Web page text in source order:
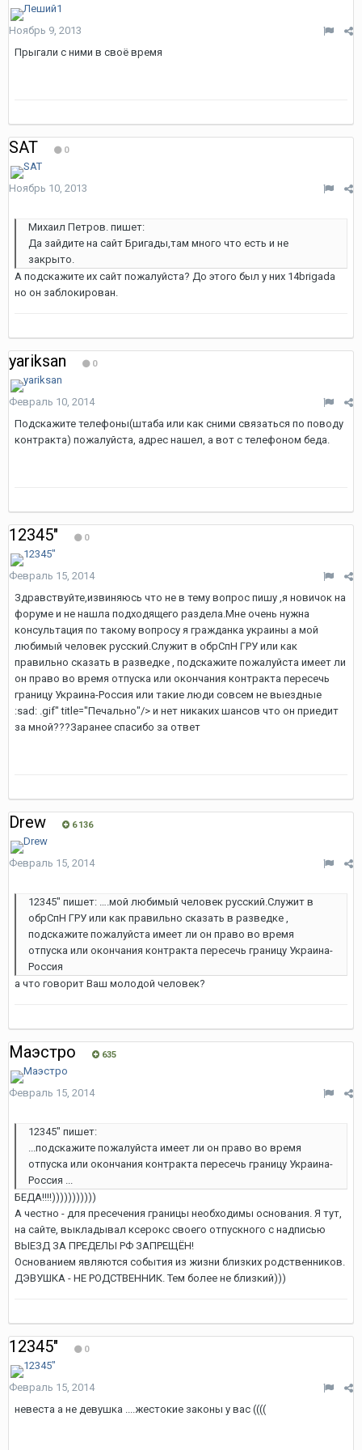
Ноябрь 9, 2013
Прыгали с ними в своё время
SAT 0
Ноябрь 10, 2013
Михаил Петров. пишет:
Да зайдите на сайт Бригады,там много что есть и не
закрыто.
А подскажите их сайт пожалуйста? До этого был у них 14brigada
но он заблокирован.
yariksan 0
Февраль 10, 2014
Подскажите телефоны(штаба или как сними связаться по поводу
контракта) пожалуйста, адрес нашел, а вот с телефоном беда.
12345" 0
Февраль 15, 2014
Здравствуйте,извиняюсь что не в тему вопрос пишу ,я новичок на
форуме и не нашла подходящего раздела.Мне очень нужна
консультация по такому вопросу я гражданка украины а мой
любимый человек русский.Служит в обрСпН ГРУ или как
правильно сказать в разведке , подскажите пожалуйста имеет ли
он право во время отпуска или окончания контракта пересечь
границу Украина-Россия или такие люди совсем не выездные
:sad: .gif" title="Печально"/> и нет никаких шансов что он приедит
за мной???Заранее спасибо за ответ
Drew 6 136
Февраль 15, 2014
12345" пишет: ….мой любимый человек русский.Служит в
обрСпН ГРУ или как правильно сказать в разведке ,
подскажите пожалуйста имеет ли он право во время
отпуска или окончания контракта пересечь границу Украина-
Россия
а что говорит Ваш молодой человек?
Маэстро 635
Февраль 15, 2014
12345" пишет:
...подскажите пожалуйста имеет ли он право во время
отпуска или окончания контракта пересечь границу Украина-
Россия ...
БЕДА!!!!)))))))))))
А честно - для пресечения границы необходимы основания. Я тут,
на сайте, выкладывал ксерокс своего отпускного с надписью
ВЫЕЗД ЗА ПРЕДЕЛЫ РФ ЗАПРЕЩЁН!
Основанием являются события из жизни близких родственников.
ДЭВУШКА - НЕ РОДСТВЕННИК. Тем более не близкий)))
12345" 0
Февраль 15, 2014
невеста а не девушка ....жестокие законы у вас ((((